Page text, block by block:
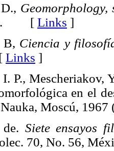
Geomorphology,
[ Links ]
B, Ciencia y
Links ]
I. P., Mescheriakov,
en el
Nauka, Moscú,
Siete ensayos
70, No. 56,